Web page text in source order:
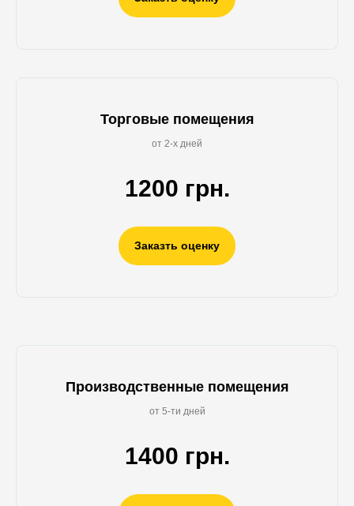
Торговые помещения
от 2-х дней
1200 грн.
Заказть оценку
Производственные помещения
от 5-ти дней
1400 грн.